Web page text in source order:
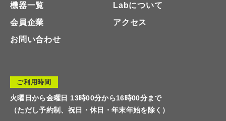
ご利用時間
火曜日から金曜日 13時00分から16時00分まで
（ただし予約制、祝日・休日・年末年始を除く）
機器一覧
Labについて
会員企業
アクセス
お問い合わせ